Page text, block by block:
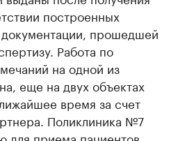
построенных
прошедшей
Работа по
на одной из
еще на двух объектах
время за счет
Поликлиника №7